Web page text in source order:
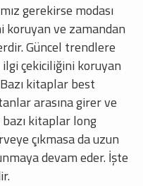
gerekirse modası
koruyan ve zamandan
Güncel trendlere
çekiciliğini koruyan
kitaplar best
arasına girer ve
kitaplar long
çıkmasa da uzun
devam eder. İşte